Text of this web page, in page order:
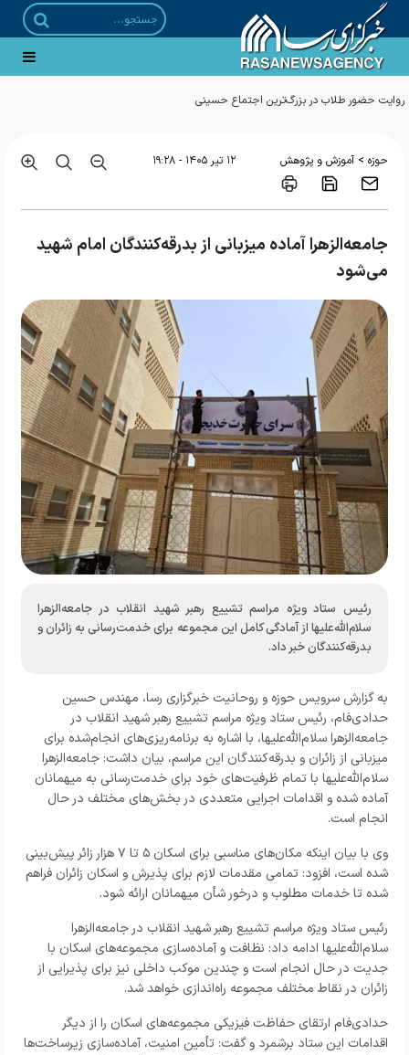
حوزه > آموزش و پژوهش ۱۲ تير ۱۴۰۵ - ۱۹:۲۸
جامعه‌الزهرا آماده میزبانی از بدرقه‌کنندگان امام شهید
می‌شود
رئیس ستاد ویژه مراسم تشییع رهبر شهید انقلاب در جامعه‌الزهرا
سلام‌الله‌علیها از آمادگی کامل این مجموعه برای خدمت‌رسانی به زائران و
بدرقه‌کنندگان خبر داد.
به گزارش سرویس حوزه و روحانیت خبرگزاری رسا، مهندس حسین
حدادی‌فام، رئیس ستاد ویژه مراسم تشییع رهبر شهید انقلاب در
جامعه‌الزهرا سلام‌الله‌علیها، با اشاره به برنامه‌ریزی‌های انجام‌شده برای
میزبانی از زائران و بدرقه‌کنندگان این مراسم، بیان داشت: جامعه‌الزهرا
سلام‌الله‌علیها با تمام ظرفیت‌های خود برای خدمت‌رسانی به میهمانان
آماده شده و اقدامات اجرایی متعددی در بخش‌های مختلف در حال
انجام است.
وی با بیان اینکه مکان‌های مناسبی برای اسکان ۵ تا ۷ هزار زائر پیش‌بینی
شده است، افزود: تمامی مقدمات لازم برای پذیرش و اسکان زائران فراهم
شده تا خدمات مطلوب و درخور شأن میهمانان ارائه شود.
رئیس ستاد ویژه مراسم تشییع رهبر شهید انقلاب در جامعه‌الزهرا
سلام‌الله‌علیها ادامه داد: نظافت و آماده‌سازی مجموعه‌های اسکان با
جدیت در حال انجام است و چندین موکب داخلی نیز برای پذیرایی از
زائران در نقاط مختلف مجموعه راه‌اندازی خواهد شد.
حدادی‌فام ارتقای حفاظت فیزیکی مجموعه‌های اسکان را از دیگر
اقدامات این ستاد برشمرد و گفت: تأمین امنیت، آماده‌سازی زیرساخت‌ها